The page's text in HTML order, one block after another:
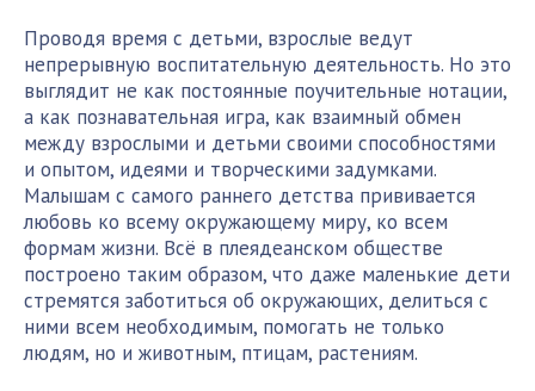
Проводя время с детьми, взрослые ведут
непрерывную воспитательную деятельность. Но это
выглядит не как постоянные поучительные нотации,
а как познавательная игра, как взаимный обмен
между взрослыми и детьми своими способностями
и опытом, идеями и творческими задумками.
Малышам с самого раннего детства прививается
любовь ко всему окружающему миру, ко всем
формам жизни. Всё в плеядеанском обществе
построено таким образом, что даже маленькие дети
стремятся заботиться об окружающих, делиться с
ними всем необходимым, помогать не только
людям, но и животным, птицам, растениям.